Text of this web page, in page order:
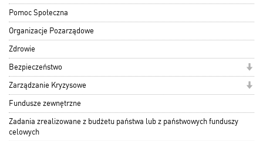
Pomoc Społeczna
Organizacje Pozarządowe
Zdrowie
Bezpieczeństwo
Zarządzanie Kryzysowe
Fundusze zewnętrzne
Zadania zrealizowane z budżetu państwa lub z państwowych funduszy
celowych